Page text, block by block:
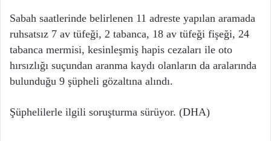
Sabah saatlerinde belirlenen 11 adreste yapılan aramada
ruhsatsız 7 av tüfeği, 2 tabanca, 18 av tüfeği fişeği, 24
tabanca mermisi, kesinleşmiş hapis cezaları ile oto
hırsızlığı suçundan aranma kaydı olanların da aralarında
bulunduğu 9 şüpheli gözaltına alındı.
Şüphelilerle ilgili soruşturma sürüyor. (DHA)